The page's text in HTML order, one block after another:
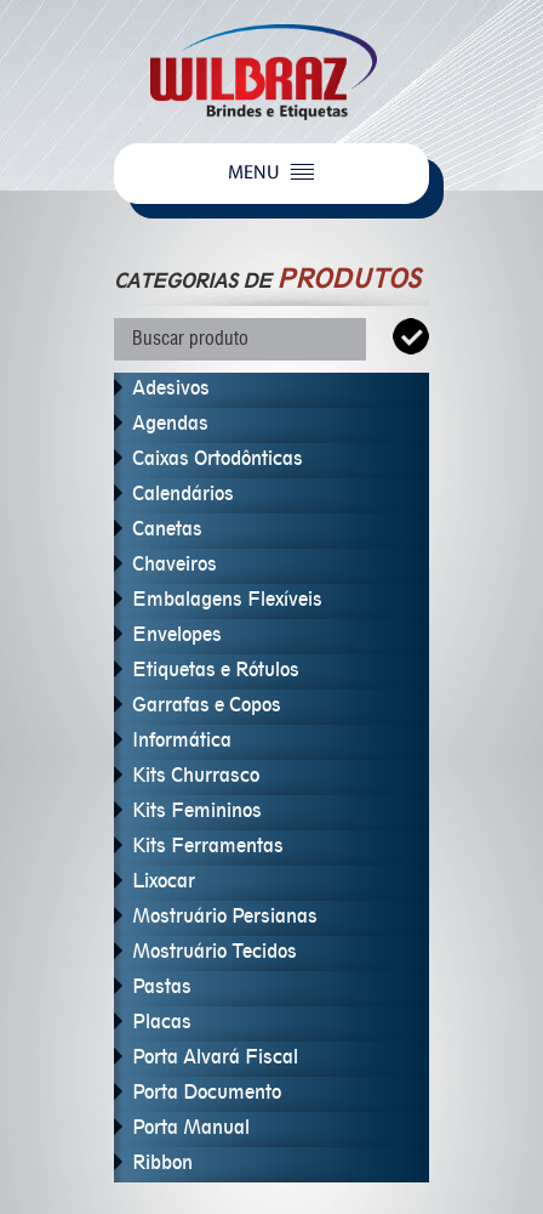
CATEGORIAS DE PRODUTOS
Adesivos
Agendas
Caixas Ortodônticas
Calendários
Canetas
Chaveiros
Embalagens Flexíveis
Envelopes
Etiquetas e Rótulos
Garrafas e Copos
Informática
Kits Churrasco
Kits Femininos
Kits Ferramentas
Lixocar
Mostruário Persianas
Mostruário Tecidos
Pastas
Placas
Porta Alvará Fiscal
Porta Documento
Porta Manual
Ribbon